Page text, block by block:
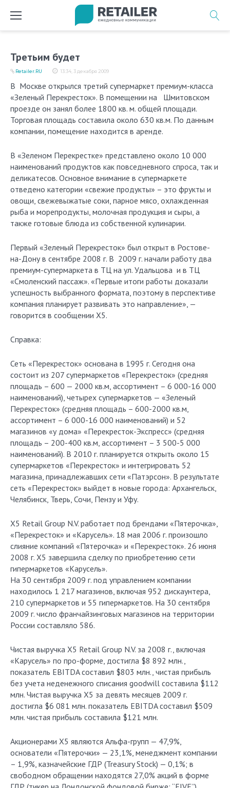
Третьим будет
13:34, 3 декабря 2009
Retailer.RU
В Москве открылся третий супермаркет премиум-класса
«Зеленый Перекресток». В помещении на Шмитовском
проезде он занял более 1800 кв. м. общей площади.
Торговая площадь составила около 630 кв.м. По данным
компании, помещение находится в аренде.
В «Зеленом Перекрестке» представлено около 10 000
наименований продуктов как повседневного спроса, так и
деликатесов. Основное внимание в супермаркете
отведено категории «свежие продукты» – это фрукты и
овощи, свежевыжатые соки, парное мясо, охлажденная
рыба и морепродукты, молочная продукция и сыры, а
также готовые блюда из собственной кулинарии.
Первый «Зеленый Перекресток» был открыт в Ростове-
на-Дону в сентябре 2008 г. В 2009 г. начали работу два
премиум-супермаркета в ТЦ на ул. Удальцова и в ТЦ
«Смоленский пассаж». «Первые итоги работы доказали
успешность выбранного формата, поэтому в перспективе
компания планирует развивать это направление», —
говорится в сообщении X5.
Справка:
Сеть «Перекресток» основана в 1995 г. Сегодня она
состоит из 207 супермаркетов «Перекресток» (средняя
площадь – 600 — 2000 кв.м, ассортимент – 6 000-16 000
наименований), четырех супермаркетов — «Зеленый
Перекресток» (средняя площадь – 600-2000 кв.м,
ассортимент – 6 000-16 000 наименований) и 52
магазинов «у дома» «Перекресток-Экспресс» (средняя
площадь – 200-400 кв.м, ассортимент – 3 500-5 000
наименований). В 2010 г. планируется открыть около 15
супермаркетов «Перекресток» и интегрировать 52
магазина, принадлежавших сети «Патэрсон». В результате
сеть «Перекресток» выйдет в новые города: Архангельск,
Челябинск, Тверь, Сочи, Пензу и Уфу.
X5 Retail Group N.V. работает под брендами «Пятерочка»,
«Перекресток» и «Карусель». 18 мая 2006 г. произошло
слияние компаний «Пятерочка» и «Перекресток». 26 июня
2008 г. X5 завершила сделку по приобретению сети
гипермаркетов «Карусель».
На 30 сентября 2009 г. под управлением компании
находилось 1 217 магазинов, включая 952 дискаунтера,
210 супермаркетов и 55 гипермаркетов. На 30 сентября
2009 г. число франчайзинговых магазинов на территории
России составляло 586.
Чистая выручка X5 Retail Group N.V. за 2008 г., включая
«Карусель» по про-форме, достигла $8 892 млн.,
показатель EBITDA составил $803 млн., чистая прибыль
без учета неденежного списания goodwill составила $112
млн. Чистая выручка X5 за девять месяцев 2009 г.
достигла $6 081 млн. показатель EBITDA составил $509
млн. чистая прибыль составила $121 млн.
Акционерами X5 являются Альфа-групп — 47,9%,
основатели «Пятерочки» — 23,1%, менеджмент компании
– 1,9%, казначейские ГДР (Treasury Stock) — 0,1%; в
свободном обращении находятся 27,0% акций в форме